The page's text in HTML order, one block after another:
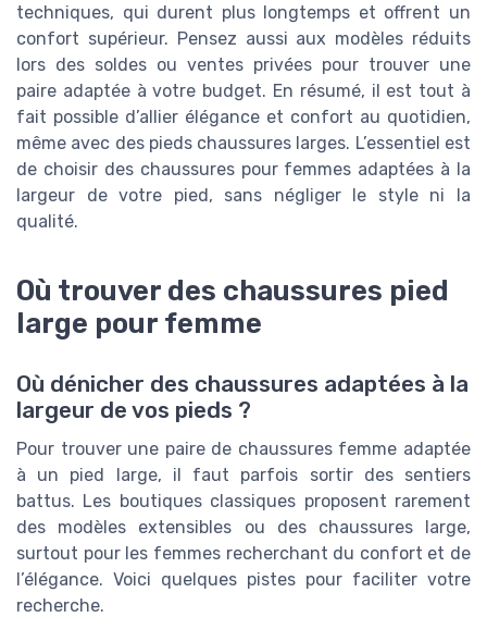
techniques, qui durent plus longtemps et offrent un
confort supérieur. Pensez aussi aux modèles réduits
lors des soldes ou ventes privées pour trouver une
paire adaptée à votre budget. En résumé, il est tout à
fait possible d’allier élégance et confort au quotidien,
même avec des pieds chaussures larges. L’essentiel est
de choisir des chaussures pour femmes adaptées à la
largeur de votre pied, sans négliger le style ni la
qualité.
Où trouver des chaussures pied
large pour femme
Où dénicher des chaussures adaptées à la
largeur de vos pieds ?
Pour trouver une paire de chaussures femme adaptée
à un pied large, il faut parfois sortir des sentiers
battus. Les boutiques classiques proposent rarement
des modèles extensibles ou des chaussures large,
surtout pour les femmes recherchant du confort et de
l’élégance. Voici quelques pistes pour faciliter votre
recherche.